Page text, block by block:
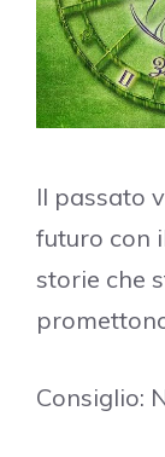
Il passato
futuro con
storie che
Consiglio: